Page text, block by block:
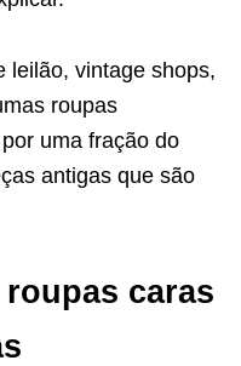
leilão, vintage shops,
roupas
uma fração do
antigas que são
caras